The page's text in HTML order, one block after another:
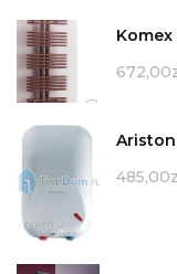
Komex
672,00
Ariston
485,00